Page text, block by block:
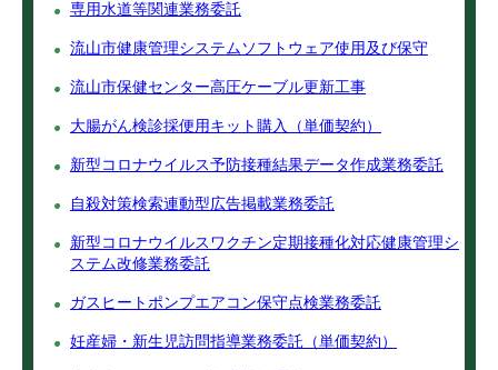
専用水道等関連業務委託
流山市健康管理システムソフトウェア使用及び保守
流山市保健センター高圧ケーブル更新工事
大腸がん検診採便用キット購入（単価契約）
新型コロナウイルス予防接種結果データ作成業務委託
自殺対策検索連動型広告掲載業務委託
新型コロナウイルスワクチン定期接種化対応健康管理シ
ステム改修業務委託
ガスヒートポンプエアコン保守点検業務委託
妊産婦・新生児訪問指導業務委託（単価契約）